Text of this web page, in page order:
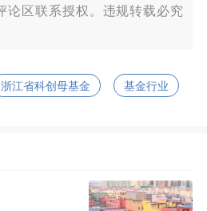
论区联系授权。违规转载必究
浙江省科创母基金 基金行业